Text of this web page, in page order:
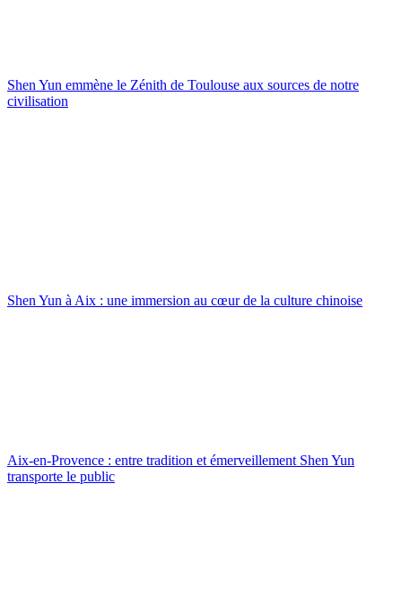
Shen Yun emmène le Zénith de Toulouse aux sources de notre
civilisation
Shen Yun à Aix : une immersion au cœur de la culture chinoise
Aix-en-Provence : entre tradition et émerveillement Shen Yun
transporte le public